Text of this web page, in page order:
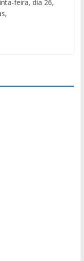
feira, dia 26,